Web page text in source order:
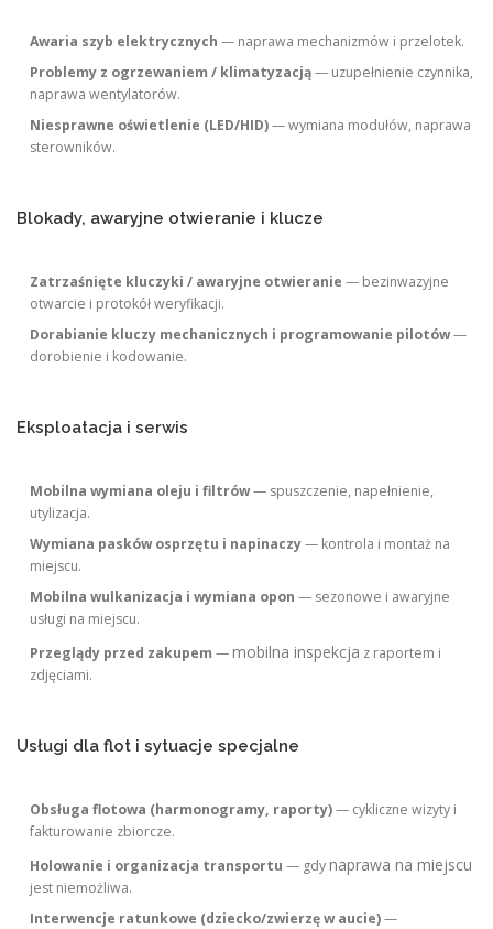
Awaria szyb elektrycznych — naprawa mechanizmów i przelotek.
Problemy z ogrzewaniem / klimatyzacją— uzupełnienie czynnika,
naprawa wentylatorów.
Niesprawne oświetlenie (LED/HID)— wymiana modułów, naprawa
sterowników.
Blokady, awaryjne otwieranie i klucze
Zatrzaśnięte kluczyki / awaryjne otwieranie — bezinwazyjne
otwarcie i protokół weryfikacji.
Dorabianie kluczy mechanicznych i programowanie pilotów—
dorobienie i kodowanie.
Eksploatacja i serwis
Mobilna wymiana oleju i filtrów— spuszczenie, napełnienie,
utylizacja.
Wymiana pasków osprzętu i napinaczy— kontrola i montaż na
miejscu.
Mobilna wulkanizacja i wymiana opon — sezonowe i awaryjne
usługi na miejscu.
Przeglądy przed zakupem —mobilna inspekcja z raportem i
zdjęciami.
Usługi dla flot i sytuacje specjalne
Obsługa flotowa (harmonogramy, raporty)— cykliczne wizyty i
fakturowanie zbiorcze.
Holowanie i organizacja transportu — gdynaprawa na miejscu
jest niemożliwa.
Interwencje ratunkowe (dziecko/zwierzę w aucie)—